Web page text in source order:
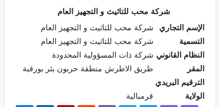
شركة محب للتاثيث و التجهيز العام
الإسم التجاري
شركة محب للتاثيث و التجهيز العام
التسمية
شركة محب للتاثيث و التجهيز العام
النظام القانوني شركة ذات المسؤولية المحدودة
المقر
طريق الاطرش منطقة حربون بئر بورقبة
الترقيم البريدي
الولاية
قرمبالية